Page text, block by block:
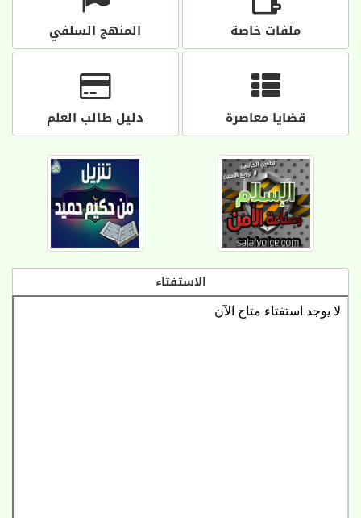
ملفات خاصة المنهج السلفي
قضايا معاصرة دليل طالب العلم
الاستفتاء